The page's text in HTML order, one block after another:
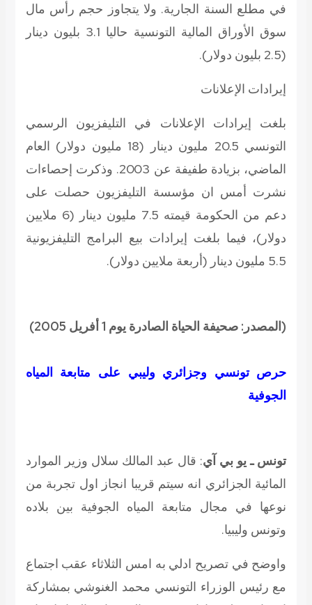
في مطلع السنة الجارية. ولا يتجاوز حجم رأس مال
سوق الأوراق المالية التونسية حاليا 3.1 بليون دينار
(2.5 بليون دولار).
إيرادات الإعلانات
بلغت إيرادات الإعلانات في التليفزيون الرسمي
التونسي 20.5 مليون دينار (18 مليون دولار) العام
الماضي، بزيادة طفيفة عن 2003. وذكرت إحصاءات
نشرت أمس ان مؤسسة التليفزيون حصلت على
دعم من الحكومة قيمته 7.5 مليون دينار (6 ملايين
دولار)، فيما بلغت إيرادات بيع البرامج التليفزيونية
5.5 مليون دينار (أربعة ملايين دولار).
(المصدر: صحيفة الحياة الصادرة يوم 1 أفريل 2005)
حرص تونسي وجزائري وليبي على متابعة المياه
الجوفية
تونس ـ يو بي آي: قال عبد المالك سلال وزير الموارد
المائية الجزائري انه سيتم قريبا انجاز اول تجربة من
نوعها في مجال متابعة المياه الجوفية بين بلاده
وتونس وليبيا.
واوضح في تصريح ادلي به امس الثلاثاء عقب اجتماع
مع رئيس الوزراء التونسي محمد الغنوشي بمشاركة